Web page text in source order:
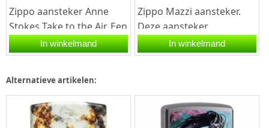
Zippo aansteker Anne
Stokes Take to the Air. Een
Zippo aansteker is een
kwalitatief...
In winkelmand
Zippo Mazzi aansteker.
Deze aansteker
Zippo heeft een rondom
een gravure van een
In winkelmand
Alternatieve artikelen: